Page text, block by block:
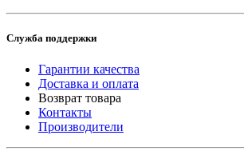
Служба поддержки
Гарантии качества
Доставка и оплата
Возврат товара
Контакты
Производители